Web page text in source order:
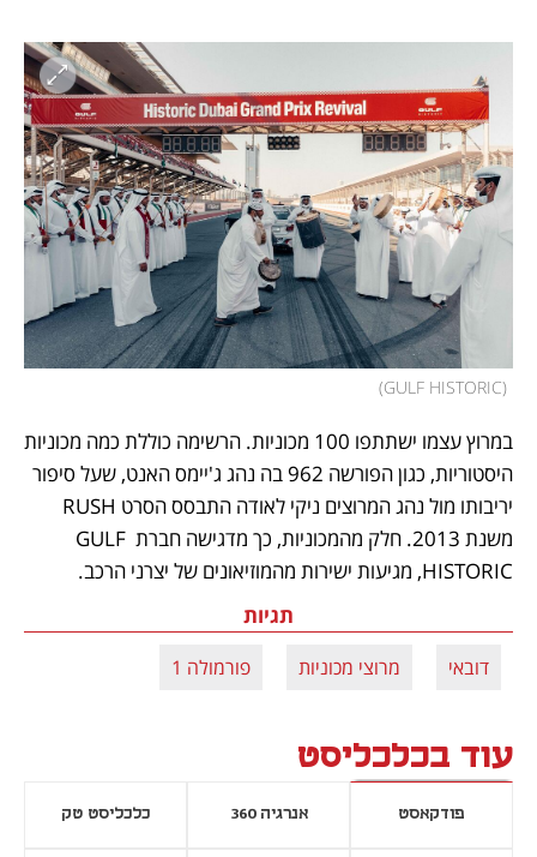
(
GULF HISTORIC
)
משנת 2013. חלק מהמכוניות, כך מדגישה חברת GULF
HISTORIC, מגיעות ישירות מהמוזיאונים של יצרני הרכב.
תגיות
דובאי מרוצי מכוניות פורמולה 1
עוד בכלכליסט
פודקאסט אנרגיה 360 כלכליסט טק